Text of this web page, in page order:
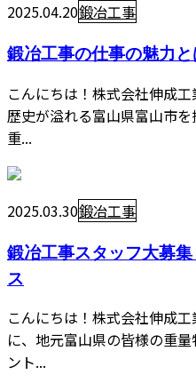
2025.04.20鍛冶工事
鍛冶工事の仕事の魅力と
こんにちは！株式会社伸成
歴史が溢れる富山県富山市
重...
2025.03.30鍛冶工事
鍛冶工事スタッフ大募
ス
こんにちは！株式会社伸成
に、地元富山県の皆様の重
ント...